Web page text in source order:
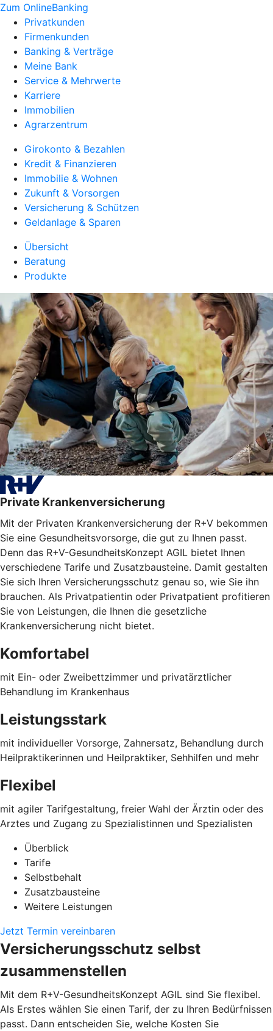
Zum OnlineBanking
Privatkunden
Firmenkunden
Banking & Verträge
Meine Bank
Service & Mehrwerte
Karriere
Immobilien
Agrarzentrum
Girokonto & Bezahlen
Kredit & Finanzieren
Immobilie & Wohnen
Zukunft & Vorsorgen
Versicherung & Schützen
Geldanlage & Sparen
Übersicht
Beratung
Produkte
Private Krankenversicherung
Mit der Privaten Krankenversicherung der R+V bekommen
Sie eine Gesundheitsvorsorge, die gut zu Ihnen passt.
Denn das R+V-GesundheitsKonzept AGIL bietet Ihnen
verschiedene Tarife und Zusatzbausteine. Damit gestalten
Sie sich Ihren Versicherungsschutz genau so, wie Sie ihn
brauchen. Als Privatpatientin oder Privatpatient profitieren
Sie von Leistungen, die Ihnen die gesetzliche
Krankenversicherung nicht bietet.
Komfortabel
mit Ein- oder Zweibettzimmer und privatärztlicher
Behandlung im Krankenhaus
Leistungsstark
mit individueller Vorsorge, Zahnersatz, Behandlung durch
Heilpraktikerinnen und Heilpraktiker, Sehhilfen und mehr
Flexibel
mit agiler Tarifgestaltung, freier Wahl der Ärztin oder des
Arztes und Zugang zu Spezialistinnen und Spezialisten
Überblick
Tarife
Selbstbehalt
Zusatzbausteine
Weitere Leistungen
Jetzt Termin vereinbaren
Versicherungsschutz selbst
zusammenstellen
Mit dem R+V-GesundheitsKonzept AGIL sind Sie flexibel.
Als Erstes wählen Sie einen Tarif, der zu Ihren Bedürfnissen
passt. Dann entscheiden Sie, welche Kosten Sie